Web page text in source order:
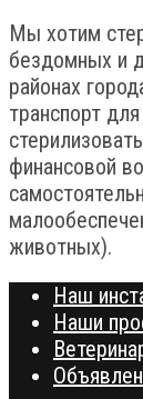
Мы хотим
бездомных и
районах
транспорт
финансовой
животных).
Наш
Наши